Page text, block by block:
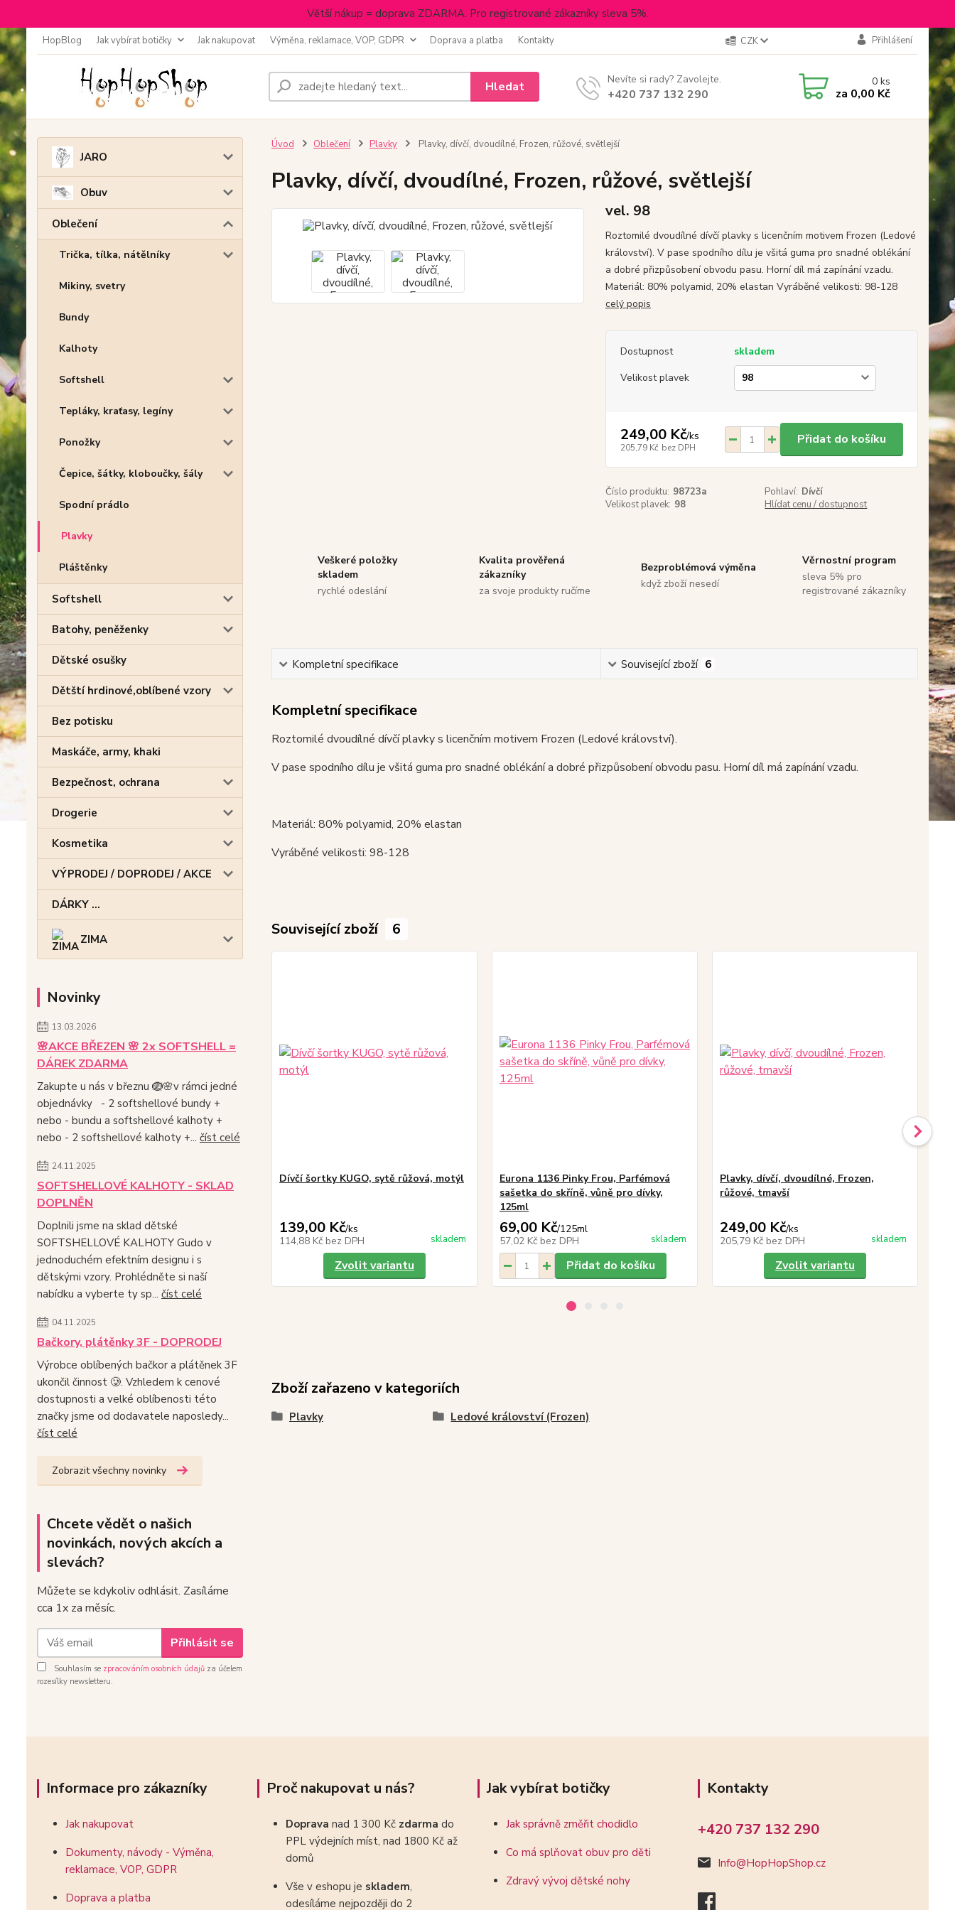
Větší nákup = doprava ZDARMA. Pro registrované zákazníky sleva 5%.
HopBlog Jak vybírat botičky Jak nakupovat Výměna, reklamace, VOP, GDPR Doprava a platba Kontakty CZK Přihlášení
Hledat Nevíte si rady? Zavolejte.
+420 737 132 290
0ks
za 0,00 Kč
JARO
Obuv
Oblečení
Trička, tílka, nátělníky
Mikiny, svetry
Bundy
Kalhoty
Softshell
Tepláky, kraťasy, legíny
Ponožky
Čepice, šátky, kloboučky, šály
Spodní prádlo
Plavky
Pláštěnky
Softshell
Batohy, peněženky
Dětské osušky
Dětští hrdinové,oblíbené vzory
Bez potisku
Maskáče, army, khaki
Bezpečnost, ochrana
Drogerie
Kosmetika
VÝPRODEJ / DOPRODEJ / AKCE
DÁRKY ...
ZIMA
Novinky
13.03.2026
🌸AKCE BŘEZEN 🌸 2x SOFTSHELL =
DÁREK ZDARMA
Zakupte u nás v březnu 🪺🌸v rámci jedné
objednávky - 2 softshellové bundy +
nebo - bundu a softshellové kalhoty +
nebo - 2 softshellové kalhoty +... číst celé
24.11.2025
SOFTSHELLOVÉ KALHOTY - SKLAD
DOPLNĚN
Doplnili jsme na sklad dětské
SOFTSHELLOVÉ KALHOTY Gudo v
jednoduchém efektním designu i s
dětskými vzory. Prohlédněte si naší
nabídku a vyberte ty sp... číst celé
04.11.2025
Bačkory, plátěnky 3F - DOPRODEJ
Výrobce oblíbených bačkor a plátěnek 3F
ukončil činnost 🥲. Vzhledem k cenové
dostupnosti a velké oblíbenosti této
značky jsme od dodavatele naposledy...
číst celé
Zobrazit všechny novinky
Chcete vědět o našich
novinkách, nových akcích a
slevách?
Můžete se kdykoliv odhlásit. Zasíláme
cca 1x za měsíc.
Přihlásit se
Souhlasím se zpracováním osobních údajů za účelem
rozesílky newsletteru.
Úvod Oblečení Plavky Plavky, dívčí, dvoudílné, Frozen, růžové, světlejší
Plavky, dívčí, dvoudílné, Frozen, růžové, světlejší
vel. 98
Roztomilé dvoudílné dívčí plavky s licenčním motivem Frozen (Ledové
království). V pase spodního dílu je všitá guma pro snadné oblékání
a dobré přizpůsobení obvodu pasu. Horní díl má zapínání vzadu.
Materiál: 80% polyamid, 20% elastan Vyráběné velikosti: 98-128
celý popis
Dostupnost
skladem
Velikost plavek
249,00 Kč/ks
205,79 Kč bez DPH
Přidat do košíku
Číslo produktu: 98723a Pohlaví: Dívčí
Velikost plavek: 98 Hlídat cenu / dostupnost
Veškeré položky
skladem
rychlé odeslání
Kvalita prověřená
zákazníky
za svoje produkty ručíme
Bezproblémová výměna
když zboží nesedí
Věrnostní program
sleva 5% pro
registrované zákazníky
Kompletní specifikace Související zboží 6
Kompletní specifikace
Roztomilé dvoudílné dívčí plavky s licenčním motivem Frozen (Ledové království).
V pase spodního dílu je všitá guma pro snadné oblékání a dobré přizpůsobení obvodu pasu. Horní díl má zapínání vzadu.
Materiál: 80% polyamid, 20% elastan
Vyráběné velikosti: 98-128
Související zboží 6
Dívčí šortky KUGO, sytě růžová, motýl
139,00 Kč/ks
114,88 Kč bez DPH skladem
Zvolit variantu
Eurona 1136 Pinky Frou, Parfémová
sašetka do skříně, vůně pro dívky,
125ml
69,00 Kč/125ml
57,02 Kč bez DPH skladem
Přidat do košíku
Plavky, dívčí, dvoudílné, Frozen,
růžové, tmavší
249,00 Kč/ks
205,79 Kč bez DPH skladem
Zvolit variantu
Zboží zařazeno v kategoriích
Plavky Ledové království (Frozen)
Informace pro zákazníky
Jak nakupovat
Dokumenty, návody - Výměna,
reklamace, VOP, GDPR
Doprava a platba
Proč nakupovat u nás?
Doprava nad 1 300 Kč zdarma do
PPL výdejních míst, nad 1800 Kč až
domů
Vše v eshopu je skladem,
odesíláme nejpozději do 2
Jak vybírat botičky
Jak správně změřit chodidlo
Co má splňovat obuv pro děti
Zdravý vývoj dětské nohy
Kontakty
+420 737 132 290
Info@HopHopShop.cz